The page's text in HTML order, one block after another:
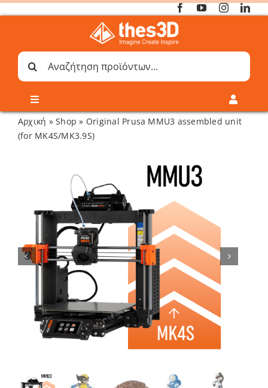
Μετάβαση
Αναζήτηση
για:
Toggle
Navigation
Online 3D Printing
Outlet
Shop
Shop
Services
Academy
Toggle
Λογαριασμός
Αρχική »Shop » Original Prusa MMU3 assembled unit
(for MK4S/MK3.9S)